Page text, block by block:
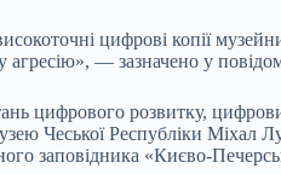
цифрові копії
агресію», — зазначено у
цифрового розвитку,
Чеської Республіки
заповідника «Києво-